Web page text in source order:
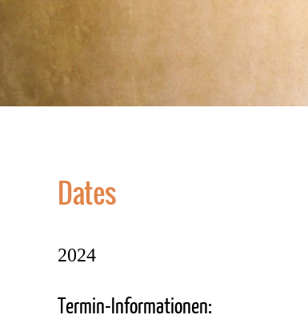
Dates
2024
Termin-Informationen: